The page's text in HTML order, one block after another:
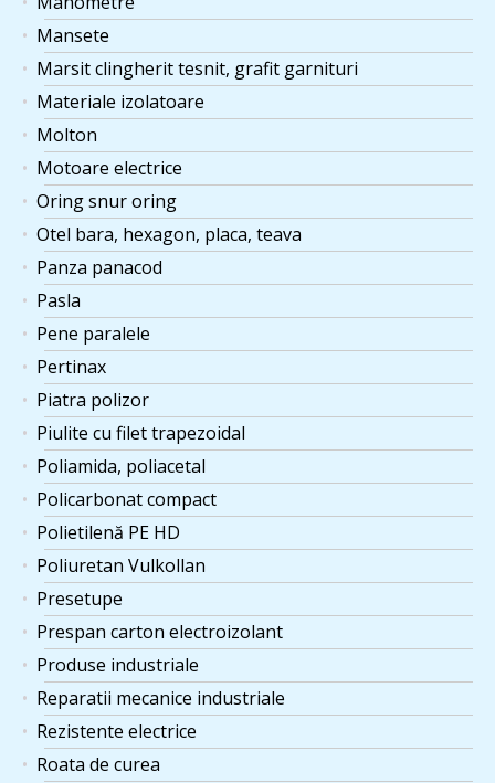
Mansete
Marsit clingherit tesnit, grafit garnituri
Materiale izolatoare
Molton
Motoare electrice
Oring snur oring
Otel bara, hexagon, placa, teava
Panza panacod
Pasla
Pene paralele
Pertinax
Piatra polizor
Piulite cu filet trapezoidal
Poliamida, poliacetal
Policarbonat compact
Polietilenă PE HD
Poliuretan Vulkollan
Presetupe
Prespan carton electroizolant
Produse industriale
Reparatii mecanice industriale
Rezistente electrice
Roata de curea